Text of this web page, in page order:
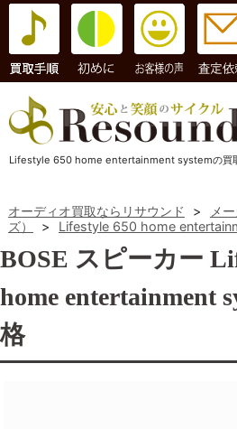
Lifestyle 650 home entertainment systemの買
オーディオ買取ならリサウンド > メ
ズ）
> Lifestyle 650 home
BOSE スピーカー
home entertainment
格